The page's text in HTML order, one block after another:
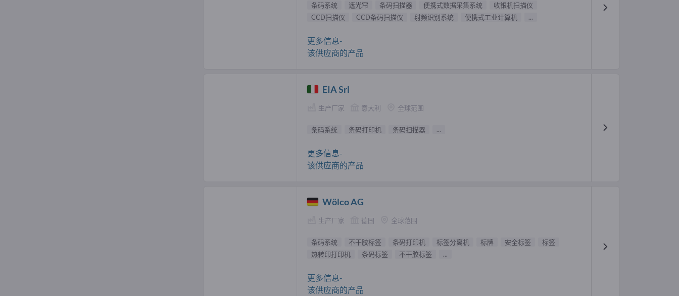
条码系统 遮光帘 条码扫描器 便携式数据采集系统
收银机扫描仪
CCD扫描仪
CCD条码扫描仪 射频识别系统 便携式工业计算机 ...
更多信息-
该供应商的产品
EIA Srl
生产厂家 意大利 全球范围
条码系统 条码打印机 条码扫描器 ...
更多信息-
该供应商的产品
Wölco AG
生产厂家 德国 全球范围
条码系统 不干胶标签 条码打印机 标签分离机 标牌 安全标签
标签
热转印打印机
条码标签 不干胶标签 ...
更多信息-
该供应商的产品